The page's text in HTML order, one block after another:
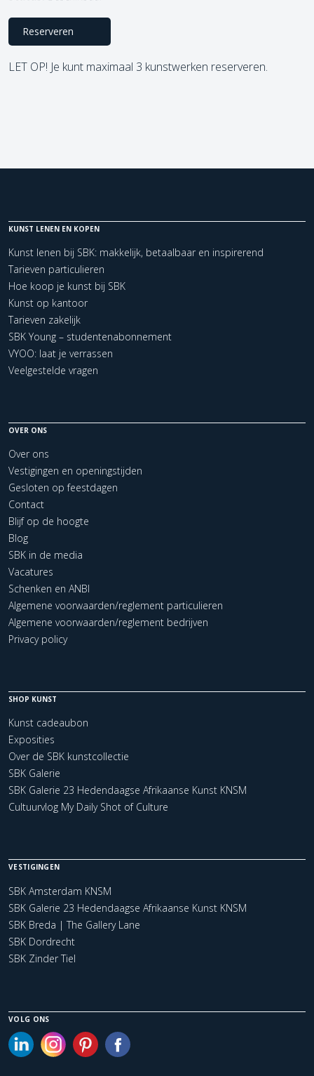
Reserveren
LET OP! Je kunt maximaal 3 kunstwerken reserveren.
KUNST LENEN EN KOPEN
Kunst lenen bij SBK: makkelijk, betaalbaar en inspirerend
Tarieven particulieren
Hoe koop je kunst bij SBK
Kunst op kantoor
Tarieven zakelijk
SBK Young – studentenabonnement
VYOO: laat je verrassen
Veelgestelde vragen
OVER ONS
Over ons
Vestigingen en openingstijden
Gesloten op feestdagen
Contact
Blijf op de hoogte
Blog
SBK in de media
Vacatures
Schenken en ANBI
Algemene voorwaarden/reglement particulieren
Algemene voorwaarden/reglement bedrijven
Privacy policy
SHOP KUNST
Kunst cadeaubon
Exposities
Over de SBK kunstcollectie
SBK Galerie
SBK Galerie 23 Hedendaagse Afrikaanse Kunst KNSM
Cultuurvlog My Daily Shot of Culture
VESTIGINGEN
SBK Amsterdam KNSM
SBK Galerie 23 Hedendaagse Afrikaanse Kunst KNSM
SBK Breda | The Gallery Lane
SBK Dordrecht
SBK Zinder Tiel
VOLG ONS